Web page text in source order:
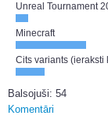
Unreal Tournament
Minecraft
Cits variants (ieraksti
Balsojuši: 54
Komentāri